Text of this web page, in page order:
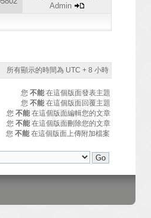
Admin
所有顯示的時間為 UTC + 8 小時
您 不能 在這個版面發表主題
您 不能 在這個版面回覆主題
您 不能 在這個版面編輯您的文章
您 不能 在這個版面刪除您的文章
您 不能 在這個版面上傳附加檔案